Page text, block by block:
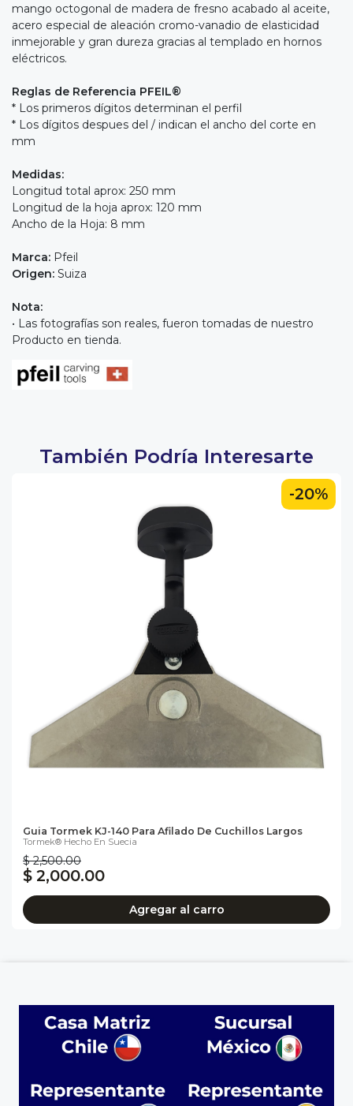
mango octogonal de madera de fresno acabado al aceite,
acero especial de aleación cromo-vanadio de elasticidad
inmejorable y gran dureza gracias al templado en hornos
eléctricos.
Reglas de Referencia PFEIL®
* Los primeros dígitos determinan el perfil
* Los dígitos despues del / indican el ancho del corte en
mm
Medidas:
Longitud total aprox: 250 mm
Longitud de la hoja aprox: 120 mm
Ancho de la Hoja: 8 mm
Marca: Pfeil
Origen: Suiza
Nota:
• Las fotografías son reales, fueron tomadas de nuestro
Producto en tienda.
También Podría Interesarte
-20%
Guia Tormek KJ-140 Para Afilado De Cuchillos Largos
Tormek® Hecho En Suecia
$ 2,500.00
$ 2,000.00
Agregar al carro